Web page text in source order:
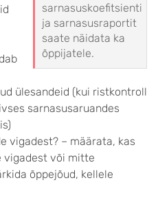
sarnasuskoefitsienti
ja sarnasusraportit
saate näidata ka
õppijatele.
ülesandeid (kui ristkontroll
sarnasusaruandes
vigadest? – määrata, kas
vigadest või mitte
õppejõud, kellele